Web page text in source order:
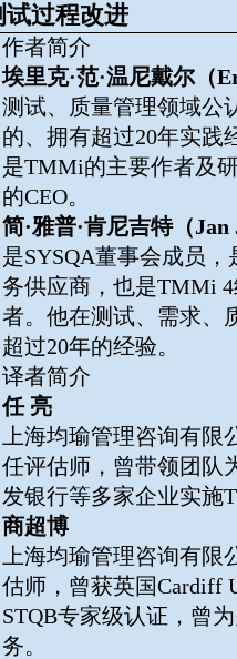
试过程改进
作者简介
埃里克·范·温尼戴尔（
测试、质量管理领域公
的、拥有超过20年实践
是TMMi的主要作者及
的CEO。
简·雅普·肯尼吉特（Jan
是SYSQA董事会成员，
务供应商，也是TMMi 4
者。他在测试、需求、
超过20年的经验。
译者简介
任 亮
上海均瑜管理咨询有限
任评估师，曾带领团队
发银行等多家企业实施
商超博
上海均瑜管理咨询有限
估师，曾获英国Cardiff
STQB专家级认证，曾
务。